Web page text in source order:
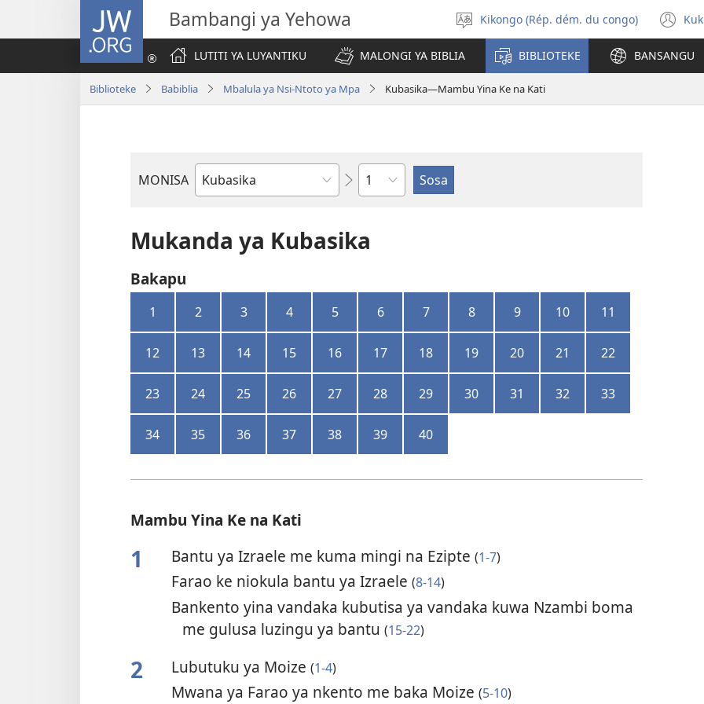
JW.ORG Bambangi ya Yehowa
Sola
ndinga
Kikongo (Rép. dém. du congo)
(ke
ya
LUTITI YA LUYANTIKU
MALONGI YA BIBLIA BIBLIOTEKE BANSANGU
Biblioteke Babiblia Mbalula ya Nsi-Ntoto ya Mpa Kubasika—Mambu Yina Ke na Kati
MONISA
Mikanda
Biblia
Kapu
Mukanda ya Kubasika
Bakapu
1 2 3 4 5 6 7 8 9 10 11
12 13 14 15 16 17 18 19 20 21 22
23 24 25 26 27 28 29 30 31 32 33
34 35 36 37 38 39 40
Mambu Yina Ke na Kati
1 Bantu ya Izraele me kuma mingi na Ezipte (1-7)
Farao ke niokula bantu ya Izraele (8-14)
Bankento yina vandaka kubutisa ya vandaka kuwa Nzambi boma
me gulusa luzingu ya bantu(15-22)
2 Lubutuku ya Moize (1-4)
Mwana ya Farao ya nkento me baka Moize (5-10)